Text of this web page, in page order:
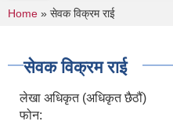
You are here
Home » सेवक विक्रम राई
सेवक विक्रम राई
लेखा अधिकृत (अधिकृत छैठौं)
फोन: